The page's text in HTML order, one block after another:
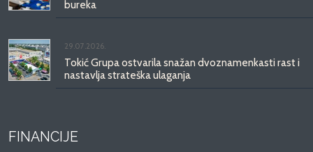
bureka
29.07.2026.
Tokić Grupa ostvarila snažan dvoznamenkasti rast i
nastavlja strateška ulaganja
FINANCIJE